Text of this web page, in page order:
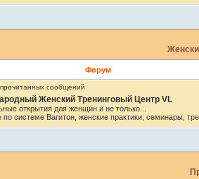
Форум
Женский Тренинговый Центр VL
открытия для женщин и не только...
системе Вагитон, женские практики, семинары,